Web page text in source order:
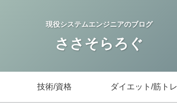
現役システムエンジニアのブログ
ささそらろぐ
技術/資格 ダイエット/筋トレ